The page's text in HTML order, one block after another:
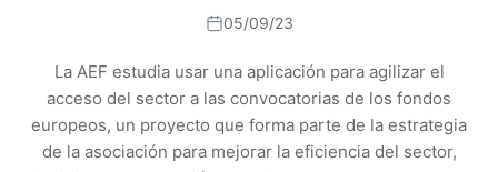
05/09/23
La AEF estudia usar una aplicación para agilizar el
acceso del sector a las convocatorias de los fondos
europeos, un proyecto que forma parte de la estrategia
de la asociación para mejorar la eficiencia del sector,